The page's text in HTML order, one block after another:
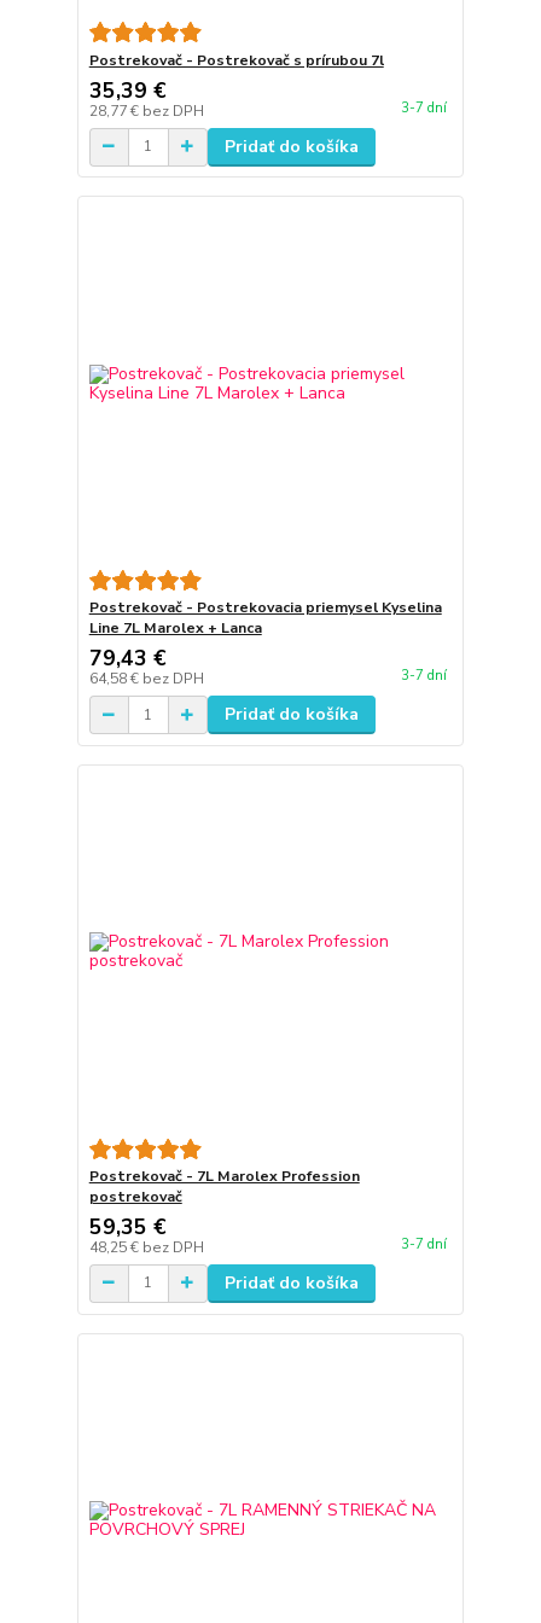
Postrekovač - Postrekovač s prírubou 7l
35,39 €
28,77 € bez DPH 3-7 dní
Pridať do košíka
Postrekovač - Postrekovacia priemysel Kyselina
Line 7L Marolex + Lanca
79,43 €
64,58 € bez DPH 3-7 dní
Pridať do košíka
Postrekovač - 7L Marolex Profession
postrekovač
59,35 €
48,25 € bez DPH 3-7 dní
Pridať do košíka